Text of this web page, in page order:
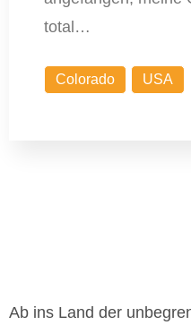
total…
Colorado USA
Ab ins Land der